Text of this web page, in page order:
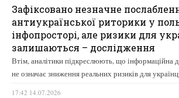
Зафіксовано незначне
антиукраїнської риторики у
інфопросторі, але ризики для
залишаються – дослідження
Втім, аналітики підкреслюють, що інформаційна
не означає зниження реальних ризиків для
17:42 14.07.2026